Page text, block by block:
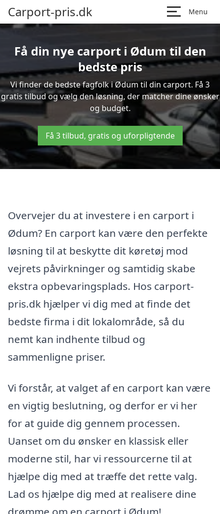
Carport-pris.dk Menu
Få din nye carport i Ødum til den
bedste pris
Vi finder de bedste fagfolk i Ødum til din carport. Få 3
gratis tilbud og vælg den løsning, der matcher dine ønsker
og budget.
Få 3 tilbud, gratis og uforpligtende
Overvejer du at investere i en carport i
Ødum? En carport kan være den perfekte
løsning til at beskytte dit køretøj mod
vejrets påvirkninger og samtidig skabe
ekstra opbevaringsplads. Hos carport-
pris.dk hjælper vi dig med at finde det
bedste firma i dit lokalområde, så du
nemt kan indhente tilbud og
sammenligne priser.
Vi forstår, at valget af en carport kan være
en vigtig beslutning, og derfor er vi her
for at guide dig gennem processen.
Uanset om du ønsker en klassisk eller
moderne stil, har vi ressourcerne til at
hjælpe dig med at træffe det rette valg.
Lad os hjælpe dig med at realisere dine